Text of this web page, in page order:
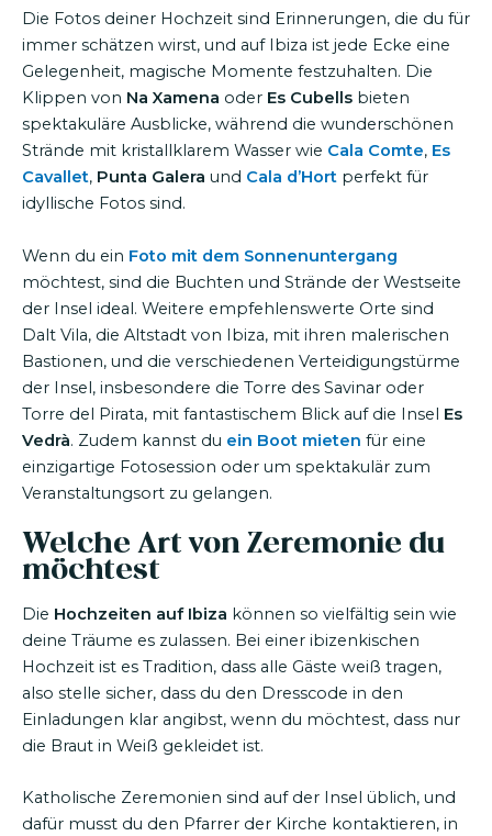
Die Fotos deiner Hochzeit sind Erinnerungen, die du für
immer schätzen wirst, und auf Ibiza ist jede Ecke eine
Gelegenheit, magische Momente festzuhalten. Die
Klippen von Na Xamena oder Es Cubells bieten
spektakuläre Ausblicke, während die wunderschönen
Strände mit kristallklarem Wasser wie Cala Comte, Es
Cavallet, Punta Galera und Cala d’Hort perfekt für
idyllische Fotos sind.
Wenn du ein Foto mit dem Sonnenuntergang
möchtest, sind die Buchten und Strände der Westseite
der Insel ideal. Weitere empfehlenswerte Orte sind
Dalt Vila, die Altstadt von Ibiza, mit ihren malerischen
Bastionen, und die verschiedenen Verteidigungstürme
der Insel, insbesondere die Torre des Savinar oder
Torre del Pirata, mit fantastischem Blick auf die Insel Es
Vedrà. Zudem kannst du ein Boot mieten für eine
einzigartige Fotosession oder um spektakulär zum
Veranstaltungsort zu gelangen.
Welche Art von Zeremonie du
möchtest
Die Hochzeiten auf Ibiza können so vielfältig sein wie
deine Träume es zulassen. Bei einer ibizenkischen
Hochzeit ist es Tradition, dass alle Gäste weiß tragen,
also stelle sicher, dass du den Dresscode in den
Einladungen klar angibst, wenn du möchtest, dass nur
die Braut in Weiß gekleidet ist.
Katholische Zeremonien sind auf der Insel üblich, und
dafür musst du den Pfarrer der Kirche kontaktieren, in